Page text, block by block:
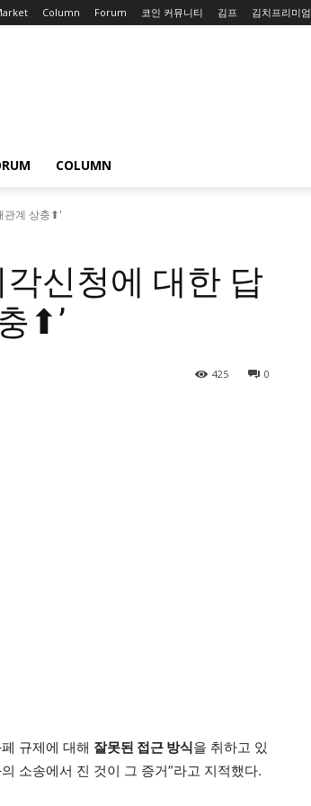
Column Forum 코인 커뮤니티 김프 김치프리미엄
COLUMN
관계 상충⬆'
각신청에 대한 답
⬆’
0
425
규제에 대해 잘못된 접근 방식을 취하고 있
소송에서 진 것이 그 증거”라고 지적했다.